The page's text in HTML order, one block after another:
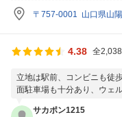
〒757-0001 山口県山
4.38 全
立地は駅前、コンビニも徒
面駐車場も十分あり、ウェ
サカポン1215